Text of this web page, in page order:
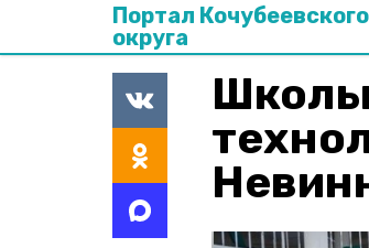
Портал Кочубеевского
округа